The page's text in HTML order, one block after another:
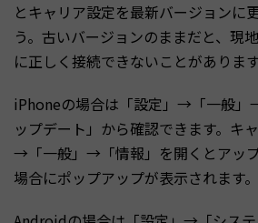
とキャリア設定を最新バージョンに
う。古いバージョンのままだと、現
に正しく接続できないことがあります
iPhoneの場合は「設定」→「一般」
ップデート」から確認できます。キ
→「一般」→「情報」を開くとアッ
場合にポップアップが表示されます。